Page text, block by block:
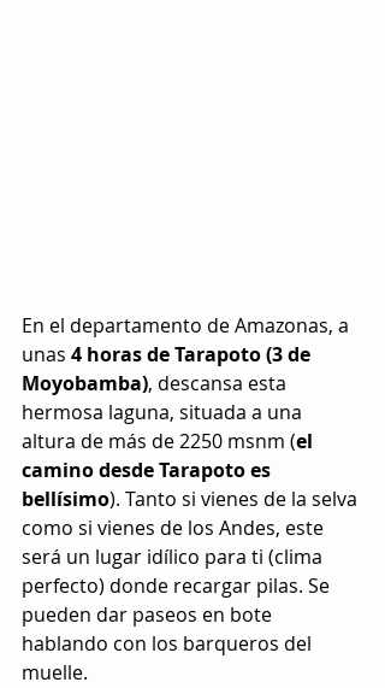
En el departamento de Amazonas, a
unas 4 horas de Tarapoto (3 de
Moyobamba), descansa esta
hermosa laguna, situada a una
altura de más de 2250 msnm (el
camino desde Tarapoto es
bellísimo). Tanto si vienes de la selva
como si vienes de los Andes, este
será un lugar idílico para ti (clima
perfecto) donde recargar pilas. Se
pueden dar paseos en bote
hablando con los barqueros del
muelle.